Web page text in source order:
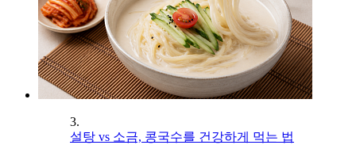
3.
설탕 vs 소금, 콩국수를 건강하게 먹는 법